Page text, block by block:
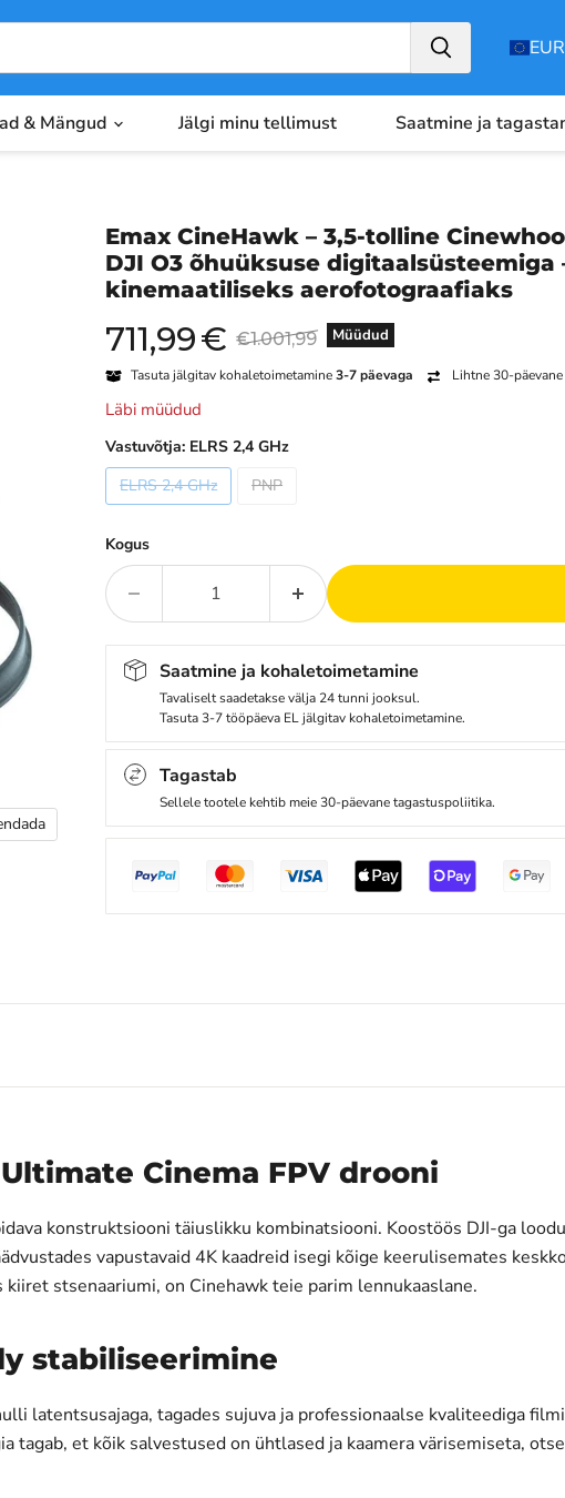
& Mängud Jälgi minu tellimust Saatmine ja
Emax CineHawk – 3,5-tolline
DJI O3 õhuüksuse digitaalsüsteemiga
kinemaatiliseks aerofotograafiaks
Müüdud
Praegune hind
711,99€ Algne hind
€1.001,99
Tasuta jälgitav kohaletoimetamine3-7 päevaga Lihtne 30-
Läbi müüdud
Vastuvõtja: ELRS 2,4 GHz
ELRS 2,4 GHz
PNP
Kogus
Saatmine ja kohaletoimetamine
Tavaliselt saadetakse välja 24 tunni jooksul.
Tasuta 3-7 tööpäeva EL jälgitav kohaletoimetamine.
Tagastab
Sellele tootele kehtib meie 30-päevane tagastuspoliitika.
Cinema FPV drooni
konstruktsiooni täiuslikku kombinatsiooni. Koostöös DJI-ga
vapustavaid 4K kaadreid isegi kõige keerulisemates
stsenaariumi, on Cinehawk teie parim lennukaaslane.
stabiliseerimine
latentsusajaga, tagades sujuva ja professionaalse kvaliteediga
tagab, et kõik salvestused on ühtlased ja kaamera värisemiseta,